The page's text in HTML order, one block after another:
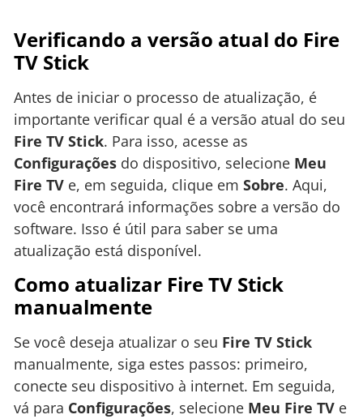
Verificando a versão atual do Fire
TV Stick
Antes de iniciar o processo de atualização, é
importante verificar qual é a versão atual do seu
Fire TV Stick. Para isso, acesse as
Configurações do dispositivo, selecione Meu
Fire TV e, em seguida, clique em Sobre. Aqui,
você encontrará informações sobre a versão do
software. Isso é útil para saber se uma
atualização está disponível.
Como atualizar Fire TV Stick
manualmente
Se você deseja atualizar o seu Fire TV Stick
manualmente, siga estes passos: primeiro,
conecte seu dispositivo à internet. Em seguida,
vá para Configurações, selecione Meu Fire TV e